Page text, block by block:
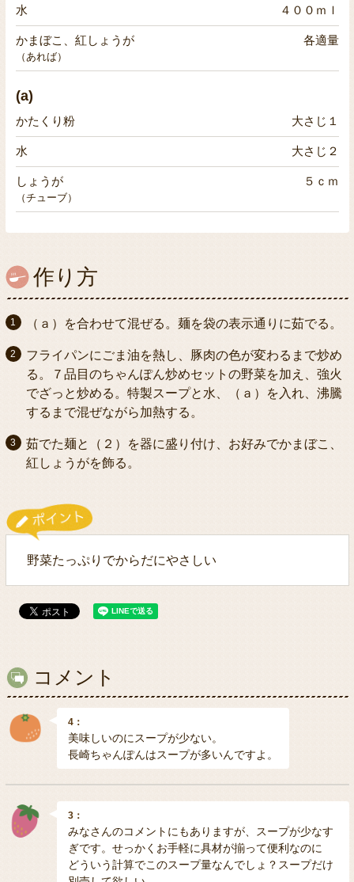
水 ４００ｍｌ
かまぼこ、紅しょうが 各適量
（あれば）
(a)
かたくり粉 大さじ１
水 大さじ２
しょうが ５ｃｍ
（チューブ）
作り方
（ａ）を合わせて混ぜる。麺を袋の表示通りに茹でる。
フライパンにごま油を熱し、豚肉の色が変わるまで炒め
る。７品目のちゃんぽん炒めセットの野菜を加え、強火
でざっと炒める。特製スープと水、（ａ）を入れ、沸騰
するまで混ぜながら加熱する。
茹でた麺と（２）を器に盛り付け、お好みでかまぼこ、
紅しょうがを飾る。
野菜たっぷりでからだにやさしい
コメント
4：
美味しいのにスープが少ない。
長崎ちゃんぽんはスープが多いんですよ。
3：
みなさんのコメントにもありますが、スープが少なす
ぎです。せっかくお手軽に具材が揃って便利なのに
どういう計算でこのスープ量なんでしょ？スープだけ